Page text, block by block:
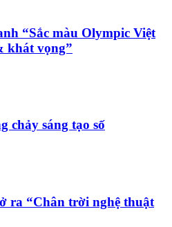
“Sắc màu Olympic Việt
khát vọng”
chảy sáng tạo số
ra “Chân trời nghệ thuật